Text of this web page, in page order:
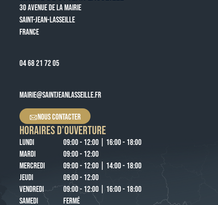
30 AVENUE DE LA MAIRIE
SAINT-JEAN-LASSEILLE
FRANCE
04 68 21 72 05
MAIRIE@SAINTJEANLASSEILLE.FR
NOUS CONTACTER
HORAIRES D’OUVERTURE
LUNDI
09:00 - 12:00 | 16:00 - 18:00
MARDI
09:00 - 12:00
MERCREDI
09:00 - 12:00 | 14:00 - 18:00
JEUDI
09:00 - 12:00
VENDREDI
09:00 - 12:00 | 16:00 - 18:00
SAMEDI
FERMÉ